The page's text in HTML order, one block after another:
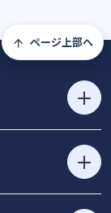
ページ上部へ